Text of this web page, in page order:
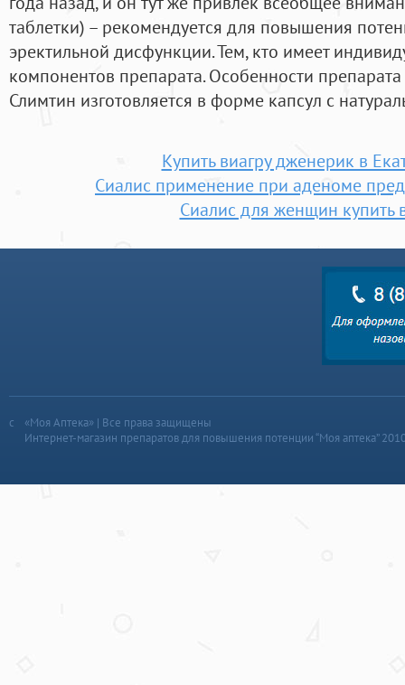
таблетки) – рекомендуется для повышения
эректильной дисфункции. Тем, кто имеет
компонентов препарата. Особенности
Слимтин изготовляется в форме капсул с
Купить виагру дженерик в
Сиалис применение при аденоме
Сиалис для женщин купить
«Моя Аптека» | Все права защищены
Интернет-магазин препаратов для повышения потенции “Моя аптека”